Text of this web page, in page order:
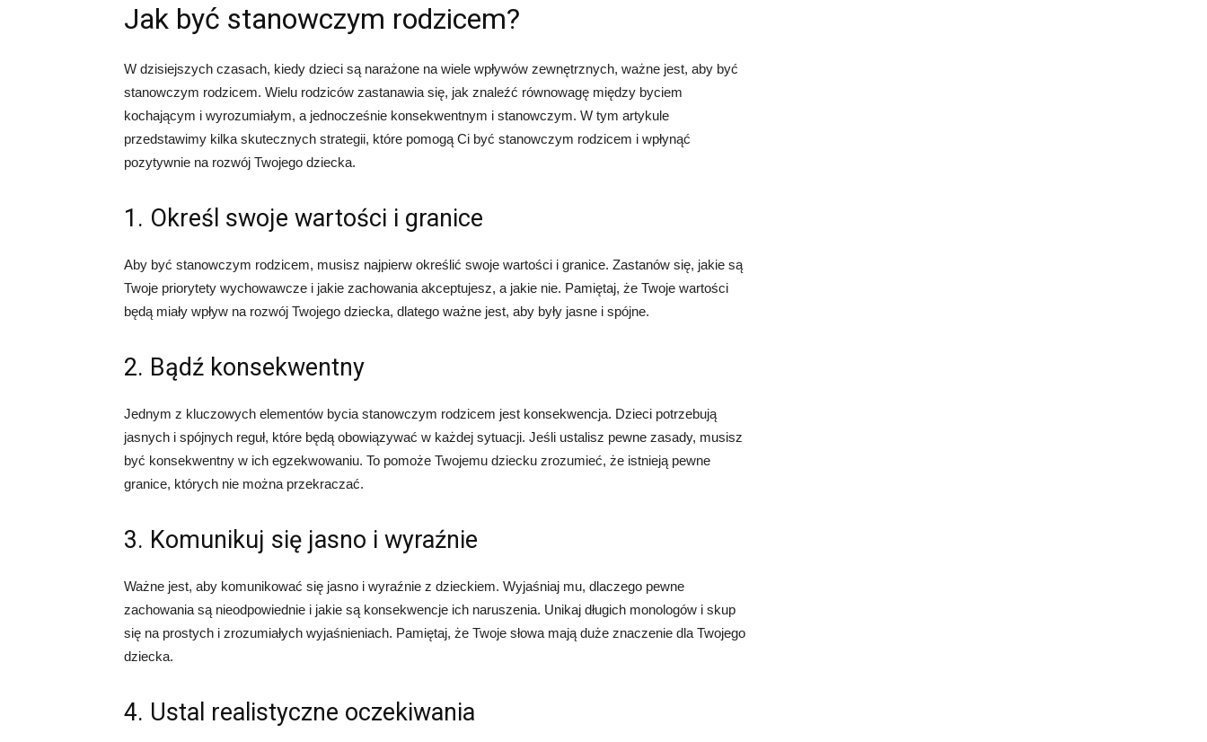
Jak być stanowczym rodzicem?
W dzisiejszych czasach, kiedy dzieci są narażone na wiele wpływów zewnętrznych, ważne jest, aby być
stanowczym rodzicem. Wielu rodziców zastanawia się, jak znaleźć równowagę między byciem
kochającym i wyrozumiałym, a jednocześnie konsekwentnym i stanowczym. W tym artykule
przedstawimy kilka skutecznych strategii, które pomogą Ci być stanowczym rodzicem i wpłynąć
pozytywnie na rozwój Twojego dziecka.
1. Określ swoje wartości i granice
Aby być stanowczym rodzicem, musisz najpierw określić swoje wartości i granice. Zastanów się, jakie są
Twoje priorytety wychowawcze i jakie zachowania akceptujesz, a jakie nie. Pamiętaj, że Twoje wartości
będą miały wpływ na rozwój Twojego dziecka, dlatego ważne jest, aby były jasne i spójne.
2. Bądź konsekwentny
Jednym z kluczowych elementów bycia stanowczym rodzicem jest konsekwencja. Dzieci potrzebują
jasnych i spójnych reguł, które będą obowiązywać w każdej sytuacji. Jeśli ustalisz pewne zasady, musisz
być konsekwentny w ich egzekwowaniu. To pomoże Twojemu dziecku zrozumieć, że istnieją pewne
granice, których nie można przekraczać.
3. Komunikuj się jasno i wyraźnie
Ważne jest, aby komunikować się jasno i wyraźnie z dzieckiem. Wyjaśniaj mu, dlaczego pewne
zachowania są nieodpowiednie i jakie są konsekwencje ich naruszenia. Unikaj długich monologów i skup
się na prostych i zrozumiałych wyjaśnieniach. Pamiętaj, że Twoje słowa mają duże znaczenie dla Twojego
dziecka.
4. Ustal realistyczne oczekiwania